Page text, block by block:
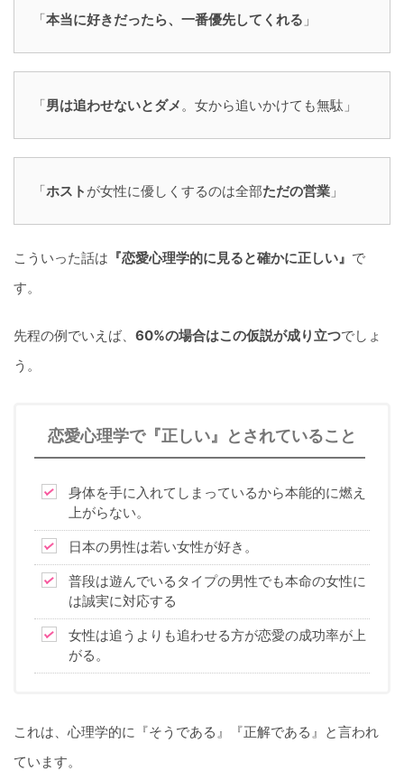
「本当に好きだったら、一番優先してくれる 」
「男は追わせないとダメ 。女から追いかけても無駄」
「ホスト が女性に優しくするのは全部ただの営業 」
こういった話は 『恋愛心理学的に見ると確かに正しい』 で
す。
先程の例でいえば、 60%の場合はこの仮説が成り立つでしょ
う。
恋愛心理学で『正しい』とされていること
身体を手に入れてしまっているから本能的に燃え
上がらない。
日本の男性は若い女性が好き。
普段は遊んでいるタイプの男性でも本命の女性に
は誠実に対応する
女性は追うよりも追わせる方が恋愛の成功率が上
がる。
これは、心理学的に『そうである』『正解である』と言われ
ています。